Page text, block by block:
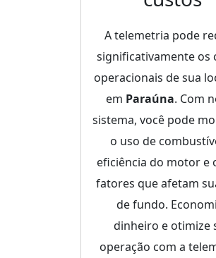
A telemetria pode
significativamente os
operacionais de sua
em Paraúna. Com
sistema, você pode
o uso de
eficiência do motor e
fatores que afetam
de fundo.
dinheiro e otimize
operação com a